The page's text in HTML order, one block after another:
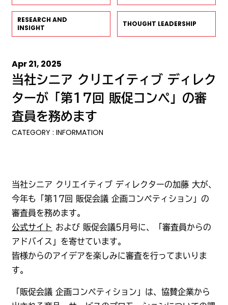
RESEARCH AND
INSIGHT
THOUGHT LEADERSHIP
Apr 21, 2025
当社シニア クリエイティブ ディレク
ターが「第17回 販促コンペ」の審
査員を務めます
CATEGORY : INFORMATION
当社シニア クリエイティブ ディレクターの加藤 大が、
今年も「第17回 販促会議 企画コンペティション」の
審査員を務めます。
公式サイト および 販促会議5月号に、「審査員からの
アドバイス」を寄せています。
皆様からのアイデアを楽しみに審査を行ってまいりま
す。
「販促会議 企画コンペティション」は、協賛企業から